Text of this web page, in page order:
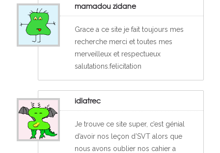
mamadou zidane
Grace a ce site je fait toujours mes
recherche merci et toutes mes
merveilleux et respectueux
salutations.felicitation
idlatrec
Je trouve ce site super, c’est génial
d’avoir nos leçon d’SVT alors que
nous avons oublier nos cahier a